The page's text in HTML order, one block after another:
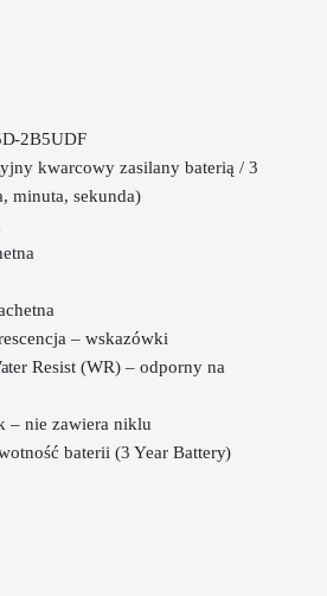
2B5UDF
kwarcowy zasilany baterią / 3
minuta, sekunda)
– wskazówki
Resist (WR) – odporny na
– nie zawiera niklu
baterii (3 Year Battery)